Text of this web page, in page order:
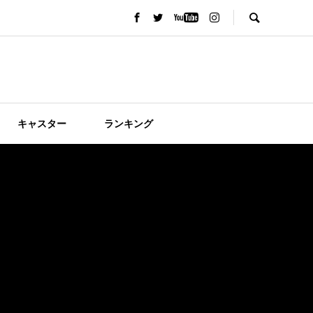
キャスター ランキング